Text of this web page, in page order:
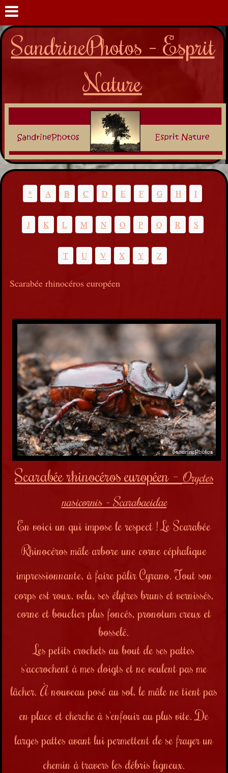
SandrinePhotos - Esprit
Nature
* A B C D E F G H I
J K L M N O P Q R S
T U V X Y Z
Scarabée rhinocéros européen
Scarabée rhinocéros européen - Oryctes
nasicornis - Scarabaeidae
En voici un qui impose le respect ! Le Scarabée
Rhinocéros mâle arbore une corne céphalique
impressionnante, à faire pâlir Cyrano.Tout son
corps est roux, velu, ses élytres bruns et vernissés,
corne et bouclier plus foncés, pronotumcreux et
bosselé.
Les petits crochets au bout de ses pattes
s'accrochent à mes doigts et ne veulent pas me
lâcher. À nouveau posé au sol, le mâle ne tient pas
en place et cherche à s'enfouir au plus vite. De
larges pattes avant lui permettent de se frayer un
chemin à travers les débris ligneux.